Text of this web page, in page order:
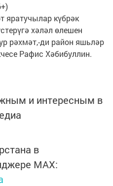
күбрәк
хәләл өлешен
рәхмәт,-ди район яшьләр
Рафис Хәбибуллин.
и интересным в
в
MАХ: